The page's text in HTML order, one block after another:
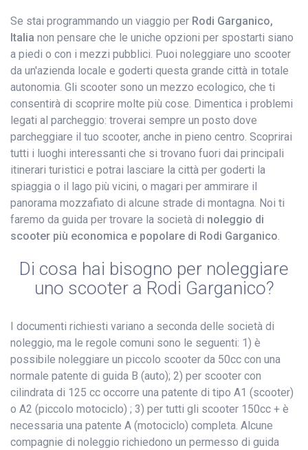
Se stai programmando un viaggio per Rodi Garganico,
Italia non pensare che le uniche opzioni per spostarti siano
a piedi o con i mezzi pubblici. Puoi noleggiare uno scooter
da un'azienda locale e goderti questa grande città in totale
autonomia. Gli scooter sono un mezzo ecologico, che ti
consentirà di scoprire molte più cose. Dimentica i problemi
legati al parcheggio: troverai sempre un posto dove
parcheggiare il tuo scooter, anche in pieno centro. Scoprirai
tutti i luoghi interessanti che si trovano fuori dai principali
itinerari turistici e potrai lasciare la città per goderti la
spiaggia o il lago più vicini, o magari per ammirare il
panorama mozzafiato di alcune strade di montagna. Noi ti
faremo da guida per trovare la società di noleggio di
scooter più economica e popolare di Rodi Garganico.
Di cosa hai bisogno per noleggiare
uno scooter a Rodi Garganico?
I documenti richiesti variano a seconda delle società di
noleggio, ma le regole comuni sono le seguenti: 1) è
possibile noleggiare un piccolo scooter da 50cc con una
normale patente di guida B (auto); 2) per scooter con
cilindrata di 125 cc occorre una patente di tipo A1 (scooter)
o A2 (piccolo motociclo) ; 3) per tutti gli scooter 150cc + è
necessaria una patente A (motociclo) completa. Alcune
compagnie di noleggio richiedono un permesso di guida